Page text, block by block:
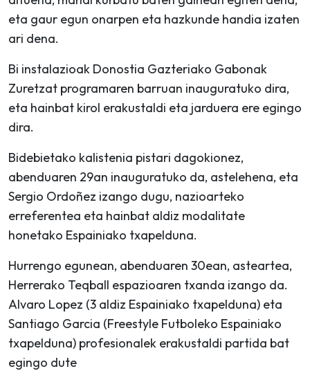
eta gaur egun onarpen eta hazkunde handia izaten
ari dena.
Bi instalazioak Donostia Gazteriako Gabonak
Zuretzat programaren barruan inauguratuko dira,
eta hainbat kirol erakustaldi eta jarduera ere egingo
dira.
Bidebietako kalistenia pistari dagokionez,
abenduaren 29an inauguratuko da, astelehena, eta
Sergio Ordoñez izango dugu, nazioarteko
erreferentea eta hainbat aldiz modalitate
honetako Espainiako txapelduna.
Hurrengo egunean, abenduaren 30ean, asteartea,
Herrerako Teqball espazioaren txanda izango da.
Alvaro Lopez (3 aldiz Espainiako txapelduna) eta
Santiago Garcia (Freestyle Futboleko Espainiako
txapelduna) profesionalek erakustaldi partida bat
egingo dute